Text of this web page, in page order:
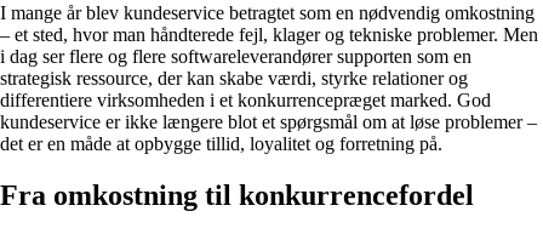
I mange år blev kundeservice betragtet som en nødvendig omkostning
– et sted, hvor man håndterede fejl, klager og tekniske problemer. Men
i dag ser flere og flere softwareleverandører supporten som en
strategisk ressource, der kan skabe værdi, styrke relationer og
differentiere virksomheden i et konkurrencepræget marked. God
kundeservice er ikke længere blot et spørgsmål om at løse problemer –
det er en måde at opbygge tillid, loyalitet og forretning på.
Fra omkostning til konkurrencefordel